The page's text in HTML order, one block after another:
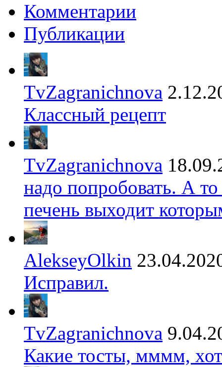
Комментарии
Публикации
TvZagranichnova
Классный рецепт
TvZagranichnova
надо попробовать. А
печень выходит
AlekseyOlkin
Исправил.
TvZagranichnova
Какие тосты, мммм,